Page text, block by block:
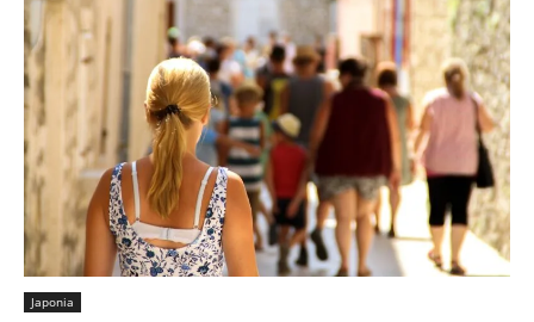
Japonia